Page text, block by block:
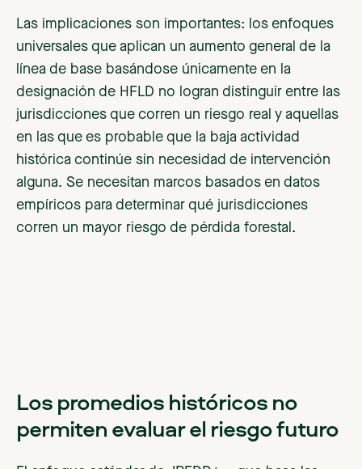
Las implicaciones son importantes: los enfoques
universales que aplican un aumento general de la
línea de base basándose únicamente en la
designación de HFLD no logran distinguir entre las
jurisdicciones que corren un riesgo real y aquellas
en las que es probable que la baja actividad
histórica continúe sin necesidad de intervención
alguna. Se necesitan marcos basados en datos
empíricos para determinar qué jurisdicciones
corren un mayor riesgo de pérdida forestal.
Los promedios históricos no
permiten evaluar el riesgo futuro